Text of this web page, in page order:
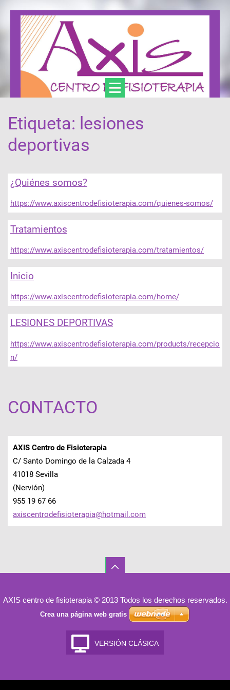
Axis Centro de Fisioterapia y Podología
Etiqueta: lesiones
deportivas
¿Quiénes somos?
https://www.axiscentrodefisioterapia.com/quienes-somos/
Tratamientos
https://www.axiscentrodefisioterapia.com/tratamientos/
Inicio
https://www.axiscentrodefisioterapia.com/home/
LESIONES DEPORTIVAS
https://www.axiscentrodefisioterapia.com/products/recepcio
n/
CONTACTO
AXIS Centro de Fisioterapia
C/ Santo Domingo de la Calzada 4
41018 Sevilla
(Nervión)
955 19 67 66
axiscentrodefisioterapia@hotmail .com
AXIS centro de fisioterapia © 2013 Todos los derechos reservados.
Crea una página web gratis
VERSIÓN CLÁSICA